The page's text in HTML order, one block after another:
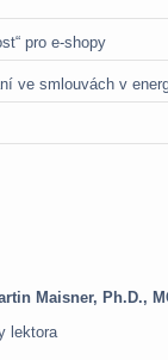
pro e-shopy
ve smlouvách v
Maisner, Ph.D.,
lektora